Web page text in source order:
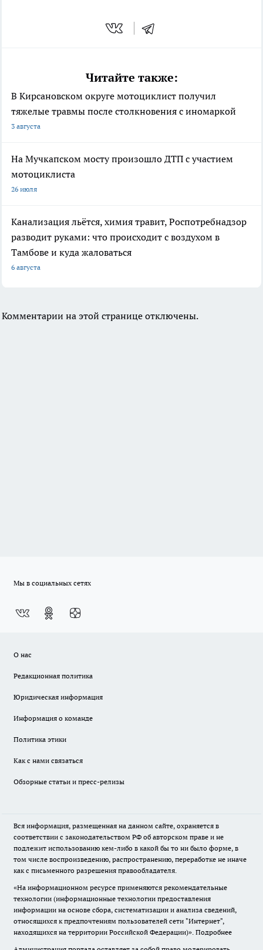
Читайте также:
В Кирсановском округе мотоциклист получил
тяжелые травмы после столкновения с иномаркой
3 августа
На Мучкапском мосту произошло ДТП с участием
мотоциклиста
26 июля
Канализация льётся, химия травит, Роспотребнадзор
разводит руками: что происходит с воздухом в
Тамбове и куда жаловаться
6 августа
Комментарии на этой странице отключены.
Мы в социальных сетях
О нас
Редакционная политика
Юридическая информация
Информация о команде
Политика этики
Как с нами связаться
Обзорные статьи и пресс-релизы
Вся информация, размещенная на данном сайте, охраняется в
соответствии с законодательством РФ об авторском праве и не
подлежит использованию кем-либо в какой бы то ни было форме, в
том числе воспроизведению, распространению, переработке не иначе
как с письменного разрешения правообладателя.
«На информационном ресурсе применяются рекомендательные
технологии (информационные технологии предоставления
информации на основе сбора, систематизации и анализа сведений,
относящихся к предпочтениям пользователей сети "Интернет",
находящихся на территории Российской Федерации)». Подробнее